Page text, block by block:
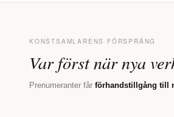
KONSTSAMLARENS FÖRSPRÅNG
Var först när nya
Prenumeranter får förhandstillgång till